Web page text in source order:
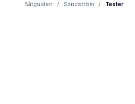
Båtguiden / Sandström / Tester